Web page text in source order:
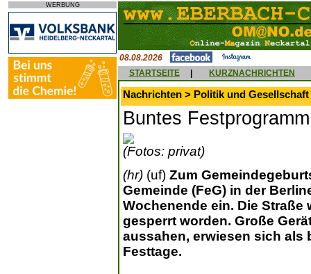
WERBUNG
08.08.2026
STARTSEITE
KURZNACHRICHTEN
Nachrichten > Politik und Gesellschaft
Buntes
(Fotos: privat)
(hr) (uf) Zum
Gemeinde (FeG) in der
Wochenende ein. Die
gesperrt worden. Große
aussahen, erwiesen sich als
Festtage.